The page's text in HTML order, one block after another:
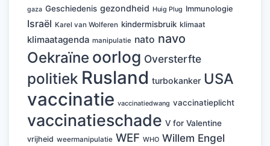
gaza Geschiedenis gezondheid Huig Plug Immunologie
Israël Karel van Wolferen kindermisbruik klimaat
klimaatagenda manipulatie nato navo
Oekraïne oorlog Oversterfte
politiek Rusland turbokanker USA
vaccinatie vaccinatiedwang vaccinatieplicht
vaccinatieschade V for Valentine
vrijheid weermanipulatie WEF WHO Willem Engel